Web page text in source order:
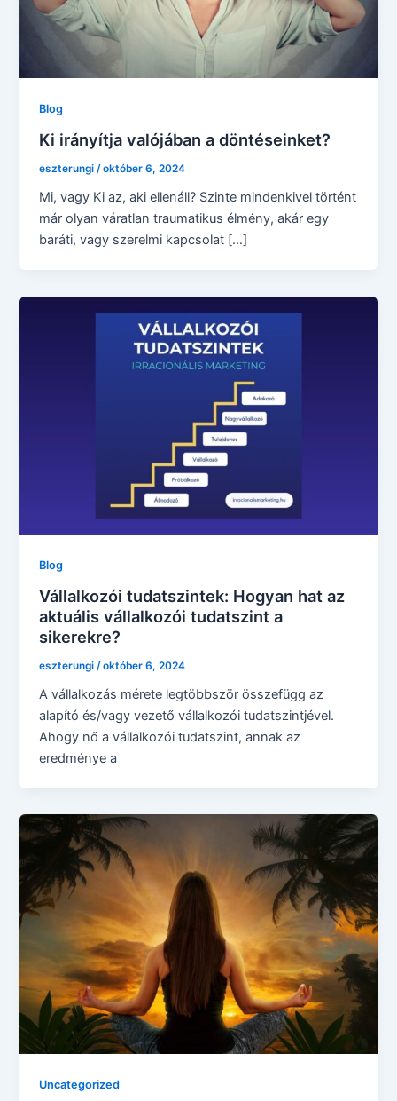
Blog
Ki irányítja valójában a döntéseinket?
eszterungi /október 6, 2024
Mi, vagy Ki az, aki ellenáll? Szinte mindenkivel történt
már olyan váratlan traumatikus élmény, akár egy
baráti, vagy szerelmi kapcsolat […]
Blog
Vállalkozói tudatszintek: Hogyan hat az
aktuális vállalkozói tudatszint a
sikerekre?
eszterungi /október 6, 2024
A vállalkozás mérete legtöbbször összefügg az
alapító és/vagy vezető vállalkozói tudatszintjével.
Ahogy nő a vállalkozói tudatszint, annak az
eredménye a
Uncategorized